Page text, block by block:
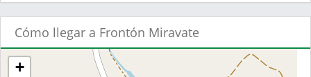
Cómo llegar a Frontón Miravate
+